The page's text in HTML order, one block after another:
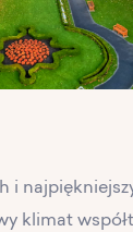
i
klimat